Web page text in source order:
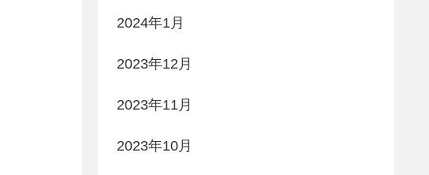
2024年1月
2023年12月
2023年11月
2023年10月